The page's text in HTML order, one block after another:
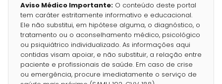
Aviso Médico Importante: O conteúdo deste portal
tem caráter estritamente informativo e educacional.
Ele não substitui, em hipótese alguma, o diagnóstico, o
tratamento ou o aconselhamento médico, psicológico
ou psiquiátrico individualizado. As informações aqui
contidas visam apoiar, e não substituir, a relação entre
paciente e profissionais de saúde. Em caso de crise
ou emergência, procure imediatamente o serviço de